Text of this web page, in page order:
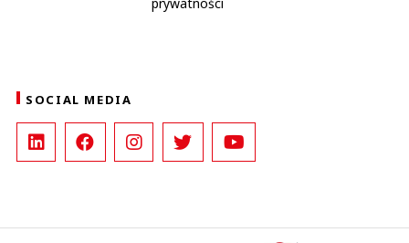
prywatności
SOCIAL MEDIA